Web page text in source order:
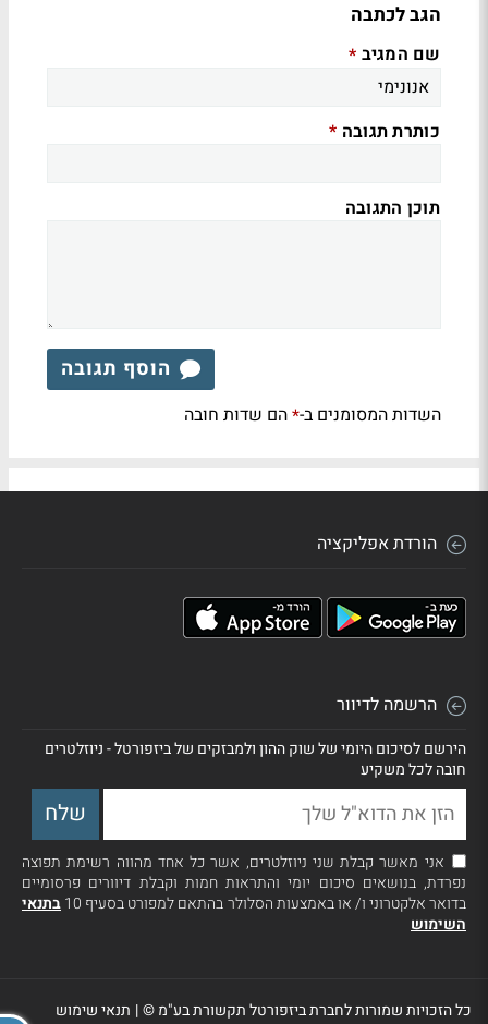
הגב לכתבה
שם המגיב *
כותרת תגובה *
תוכן התגובה
הוסף תגובה
השדות המסומנים ב-*הם שדות חובה
הורדת אפליקציה
הרשמה לדיוור
הירשם לסיכום היומי של שוק ההון ולמבזקים של ביזפורטל - ניוזלטרים
חובה לכל משקיע
אני מאשר קבלת שני ניוזלטרים, אשר כל אחד מהווה רשימת תפוצה
נפרדת, בנושאים סיכום יומי והתראות חמות וקבלת דיוורים פרסומיים
בדואר אלקטרוני ו/ או באמצעות הסלולר בהתאם למפורט בסעיף 10
בתנאי
השימוש
כל הזכויות שמורות לחברת ביזפורטל תקשורת בע"מ ©| תנאי שימוש